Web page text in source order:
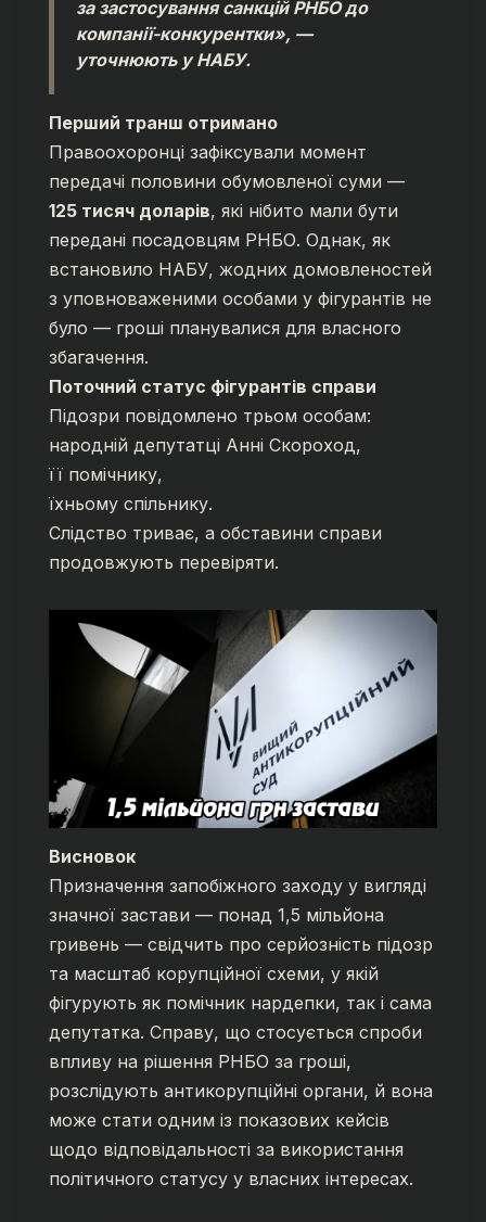
за застосування санкцій РНБО до
компанії-конкурентки», —
уточнюють у НАБУ.
Перший транш отримано
Правоохоронці зафіксували момент
передачі половини обумовленої суми —
125 тисяч доларів, які нібито мали бути
передані посадовцям РНБО. Однак, як
встановило НАБУ, жодних домовленостей
з уповноваженими особами у фігурантів не
було — гроші планувалися для власного
збагачення.
Поточний статус фігурантів справи
Підозри повідомлено трьом особам:
народній депутатці Анні Скороход,
її помічнику,
їхньому спільнику.
Слідство триває, а обставини справи
продовжують перевіряти.
Висновок
Призначення запобіжного заходу у вигляді
значної застави — понад 1,5 мільйона
гривень — свідчить про серйозність підозр
та масштаб корупційної схеми, у якій
фігурують як помічник нардепки, так і сама
депутатка. Справу, що стосується спроби
впливу на рішення РНБО за гроші,
розслідують антикорупційні органи, й вона
може стати одним із показових кейсів
щодо відповідальності за використання
політичного статусу у власних інтересах.